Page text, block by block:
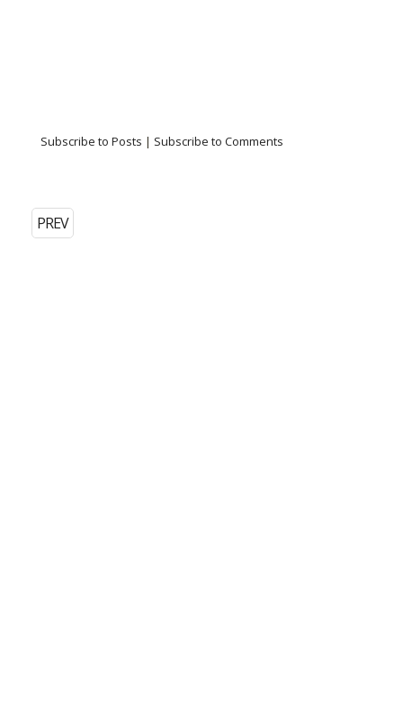
Subscribe to Posts | Subscribe to Comments
PREV